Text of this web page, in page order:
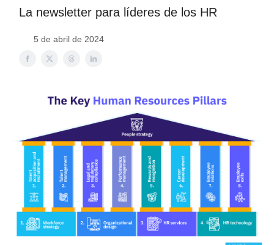
La newsletter para líderes de los HR
5 de abril de 2024